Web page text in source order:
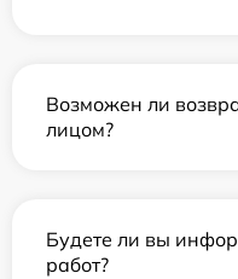
Возможен ли
лицом?
Будете ли вы
работ?